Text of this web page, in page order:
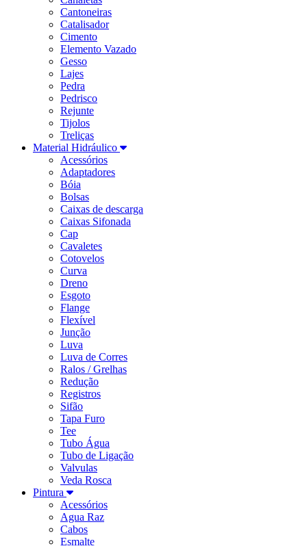
Cantoneiras
Catalisador
Cimento
Elemento Vazado
Gesso
Lajes
Pedra
Pedrisco
Rejunte
Tijolos
Treliças
Material Hidráulico
Acessórios
Adaptadores
Bóia
Bolsas
Caixas de descarga
Caixas Sifonada
Cap
Cavaletes
Cotovelos
Curva
Dreno
Esgoto
Flange
Flexível
Junção
Luva
Luva de Corres
Ralos / Grelhas
Redução
Registros
Sifão
Tapa Furo
Tee
Tubo Água
Tubo de Ligação
Valvulas
Veda Rosca
Pintura
Acessórios
Agua Raz
Cabos
Esmalte